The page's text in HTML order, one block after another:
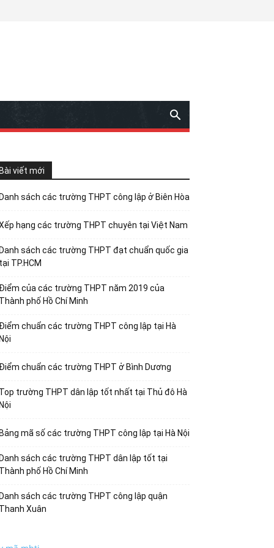
Bài viết mới
Danh sách các trường THPT công lập ở Biên Hòa
hạng các trường THPT chuyên tại Việt Nam
Danh sách các trường THPT đạt chuẩn quốc gia
tại TP.HCM
Điểm của các trường THPT năm 2019 của
Thành phố Hồ Chí Minh
Điểm chuẩn các trường THPT công lập tại Hà
Nội
Điểm chuẩn các trường THPT ở Bình Dương
Top trường THPT dân lập tốt nhất tại Thủ đô Hà
Nội
Bảng mã số các trường THPT công lập tại Hà Nội
Danh sách các trường THPT dân lập tốt tại
Thành phố Hồ Chí Minh
Danh sách các trường THPT công lập quận
Thanh Xuân